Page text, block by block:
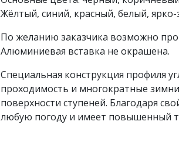
Жёлтый, синий, красный, белый,
По желанию заказчика возможно
Алюминиевая вставка не окрашена.
Специальная конструкция профиля
проходимость и многократные
поверхности ступеней. Благодаря
любую погоду и имеет повышенный